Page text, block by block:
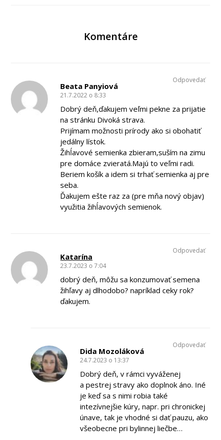
Komentáre
Beata Panyiová
21.7.2022 o 8:33
Dobrý deň,ďakujem veľmi pekne za prijatie
na stránku Divoká strava.
Prijímam možnosti prírody ako si obohatiť
jedálny lístok.
Žihĺavové semienka zbieram,suším na zimu
pre domáce zvieratá.Majú to veľmi radi.
Beriem košík a idem si trhať semienka aj pre
seba.
Ďakujem ešte raz za (pre mňa nový objav)
využitia žihĺavových semienok.
Odpovedať
Katarína
23.7.2023 o 7:04
dobrý deň, môžu sa konzumovať semena
žihľavy aj dlhodobo? napríklad ceky rok?
ďakujem.
Odpovedať
Dida Mozoláková
24.7.2023 o 13:37
Dobrý deň, v rámci vyváženej
a pestrej stravy ako doplnok áno. Iné
je keď sa s nimi robia také
intezívnejšie kúry, napr. pri chronickej
únave, tak je vhodné si dať pauzu, ako
všeobecne pri bylinnej liečbe…
Odpovedať